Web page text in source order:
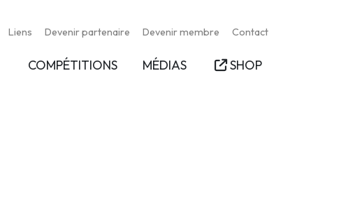
Liens Devenir partenaire Devenir membre Contact
COMPÉTITIONS MÉDIAS SHOP